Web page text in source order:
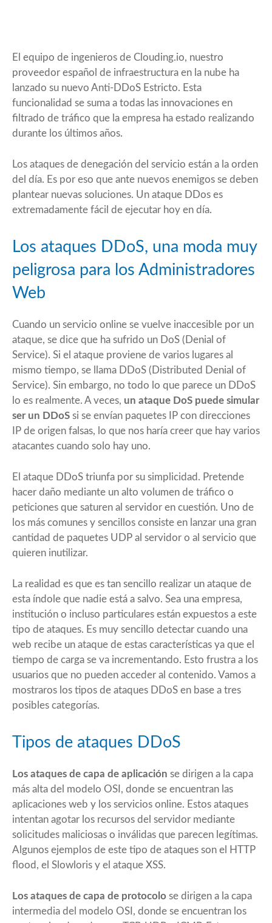
El equipo de ingenieros de Clouding.io, nuestro
proveedor español de infraestructura en la nube ha
lanzado su nuevo Anti-DDoS Estricto. Esta
funcionalidad se suma a todas las innovaciones en
filtrado de tráfico que la empresa ha estado realizando
durante los últimos años.
Los ataques de denegación del servicio están a la orden
del día. Es por eso que ante nuevos enemigos se deben
plantear nuevas soluciones. Un ataque DDos es
extremadamente fácil de ejecutar hoy en día.
Los ataques DDoS, una moda muy
peligrosa para los Administradores
Web
Cuando un servicio online se vuelve inaccesible por un
ataque, se dice que ha sufrido un DoS (Denial of
Service). Si el ataque proviene de varios lugares al
mismo tiempo, se llama DDoS (Distributed Denial of
Service). Sin embargo, no todo lo que parece un DDoS
lo es realmente. A veces, un ataque DoS puede simular
ser un DDoS si se envían paquetes IP con direcciones
IP de origen falsas, lo que nos haría creer que hay varios
atacantes cuando solo hay uno.
El ataque DDoS triunfa por su simplicidad. Pretende
hacer daño mediante un alto volumen de tráfico o
peticiones que saturen al servidor en cuestión. Uno de
los más comunes y sencillos consiste en lanzar una gran
cantidad de paquetes UDP al servidor o al servicio que
quieren inutilizar.
La realidad es que es tan sencillo realizar un ataque de
esta índole que nadie está a salvo. Sea una empresa,
institución o incluso particulares están expuestos a este
tipo de ataques. Es muy sencillo detectar cuando una
web recibe un ataque de estas características ya que el
tiempo de carga se va incrementando. Esto frustra a los
usuarios que no pueden acceder al contenido. Vamos a
mostraros los tipos de ataques DDoS en base a tres
posibles categorías.
Tipos de ataques DDoS
Los ataques de capa de aplicación se dirigen a la capa
más alta del modelo OSI, donde se encuentran las
aplicaciones web y los servicios online. Estos ataques
intentan agotar los recursos del servidor mediante
solicitudes maliciosas o inválidas que parecen legítimas.
Algunos ejemplos de este tipo de ataques son el HTTP
flood, el Slowloris y el ataque XSS.
Los ataques de capa de protocolo se dirigen a la capa
intermedia del modelo OSI, donde se encuentran los